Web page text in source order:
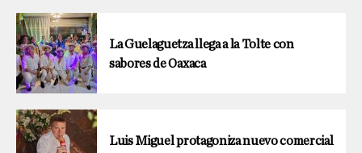
La Guelaguetza llega a la Tolte con
sabores de Oaxaca
Luis Miguel protagoniza nuevo comercial